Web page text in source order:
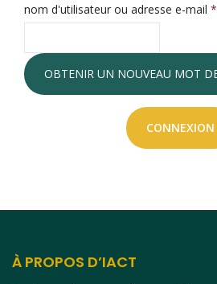
nom d'utilisateur ou adresse e-mail *
CONNEXION
À PROPOS D’IACT